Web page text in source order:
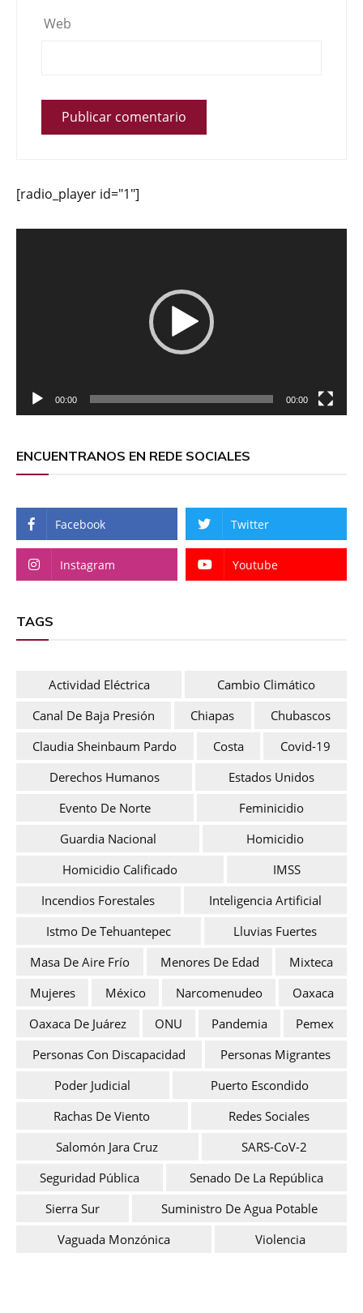
Web
[radio_player id="1"]
00:00 00:00
ENCUENTRANOS EN REDE SOCIALES
Facebook Twitter
Instagram Youtube
TAGS
Actividad Eléctrica
Cambio Climático
Canal De Baja Presión
Chiapas
Chubascos
Claudia Sheinbaum Pardo
Costa
Covid-19
Derechos Humanos
Estados Unidos
Evento De Norte
Feminicidio
Guardia Nacional
Homicidio
Homicidio Calificado
IMSS
Incendios Forestales
Inteligencia Artificial
Istmo De Tehuantepec
Lluvias Fuertes
Masa De Aire Frío
Menores De Edad
Mixteca
Mujeres
México Narcomenudeo
Oaxaca
Oaxaca De Juárez
ONU Pandemia
Pemex
Personas Con Discapacidad
Personas Migrantes
Poder Judicial
Puerto Escondido
Rachas De Viento
Redes Sociales
Salomón Jara Cruz
SARS-CoV-2
Seguridad Pública
Senado De La República
Sierra Sur
Suministro De Agua Potable
Vaguada Monzónica
Violencia